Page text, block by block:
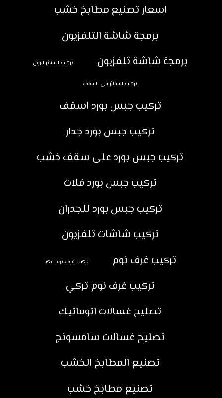
اسعار تصنيع مطابخ خشب
برمجة شاشة التلفزيون
برمجة شاشة تلفزيون
تركيب الستائر الرول
تركيب الستائر في السقف
تركيب جبس بورد اسقف
تركيب جبس بورد جدار
تركيب جبس بورد على سقف خشب
تركيب جبس بورد فلات
تركيب جبس بورد للجدران
تركيب شاشات تلفزيون
تركيب غرف نوم
تركيب غرف نوم ايكيا
تركيب غرف نوم تركي
تصليح غسالات اتوماتيك
تصليح غسالات سامسونج
تصنيع المطابخ الخشب
تصنيع مطابخ خشب